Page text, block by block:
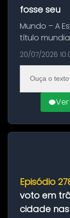
fosse seu
Mundo – A
título
Argentina
decisão da
de um
20/07/2026
Ouça o texto
Episódio
voto em
cidade nas